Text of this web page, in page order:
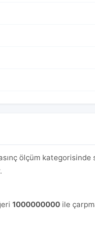
ölçüm kategorisinde
1000000000 ile